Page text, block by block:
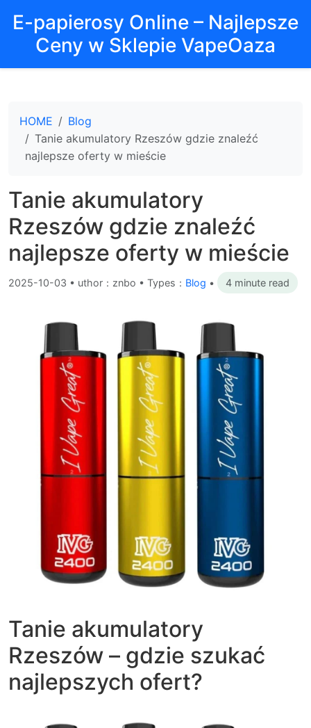
E-papierosy Online – Najlepsze
Ceny w Sklepie VapeOaza
HOME
Blog
Tanie akumulatory Rzeszów gdzie znaleźć
najlepsze oferty w mieście
Tanie akumulatory
Rzeszów gdzie znaleźć
najlepsze oferty w mieście
2025-10-03 • uthor：znbo • Types： Blog • 4 minute read
Tanie akumulatory
Rzeszów – gdzie szukać
najlepszych ofert?